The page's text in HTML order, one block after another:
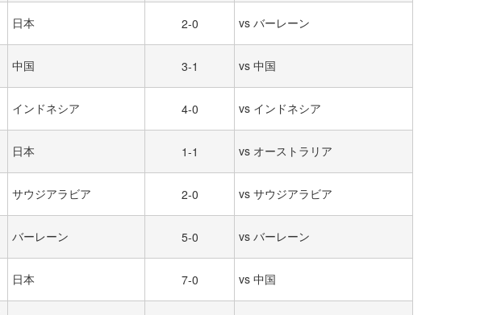
日本 2-0 vs バーレーン
中国 3-1 vs 中国
インドネシア 4-0 vs インドネシア
日本 1-1 vs オーストラリア
サウジアラビア 2-0 vs サウジアラビア
バーレーン 5-0 vs バーレーン
日本 7-0 vs 中国